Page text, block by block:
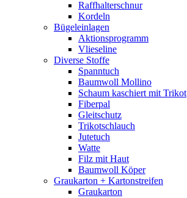
Raffhalterschnur
Kordeln
Bügeleinlagen
Aktionsprogramm
Vlieseline
Diverse Stoffe
Spanntuch
Baumwoll Mollino
Schaum kaschiert mit Trikot
Fiberpal
Gleitschutz
Trikotschlauch
Jutetuch
Watte
Filz mit Haut
Baumwoll Köper
Graukarton + Kartonstreifen
Graukarton